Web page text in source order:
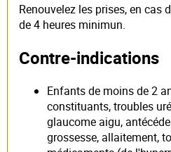
Renouvelez les prises, en cas
de 4 heures minimun.
Contre-indications
Enfants de moins de 2
constituants, troubles
glaucome aigu,
grossesse, allaitement,